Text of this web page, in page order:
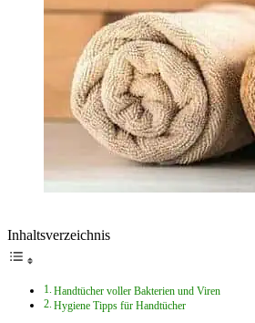
Inhaltsverzeichnis
Handtücher voller Bakterien und Viren
Hygiene Tipps für Handtücher